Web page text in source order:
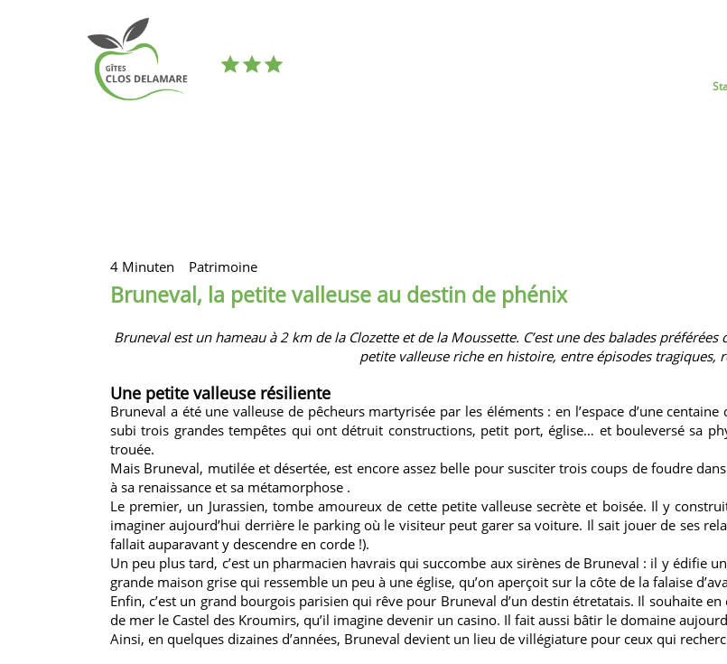
4 Minuten Patrimoine
Bruneval, la petite valleuse au destin de phénix
Bruneval est un hameau à 2 km de la Clozetteet de la Moussette. C’est une des balades
petite valleuse riche en histoire, entre épisodes tragiques,
Une petite valleuse résiliente
Bruneval a été une valleuse de pêcheurs martyrisée par les éléments : en l’espace d’une
subi trois grandes tempêtes qui ont détruit constructions, petit port, église… et bouleversé sa
trouée.
Mais Bruneval, mutilée et désertée, est encore assez belle pour susciter trois coups de foudre
à sa renaissance et sa métamorphose .
Le premier, un Jurassien, tombe amoureux de cette petite valleuse secrète et boisée. Il y
imaginer aujourd’hui derrière le parking où le visiteur peut garer sa voiture. Il sait jouer de ses
fallait auparavant y descendre en corde !).
Un peu plus tard, c’est un pharmacien havrais qui succombe aux sirènes de Bruneval : il y édifie
grande maison grise qui ressemble un peu à une église, qu’on aperçoit sur la côte de la falaise
Enfin, c’est un grand bourgois parisien qui rêve pour Bruneval d’un destin étretatais. Il souhaite
de mer le Castel des Kroumirs, qu’il imagine devenir un casino. Il fait aussi bâtir le domaine
Ainsi, en quelques dizaines d’années, Bruneval devient un lieu de villégiature pour ceux qui